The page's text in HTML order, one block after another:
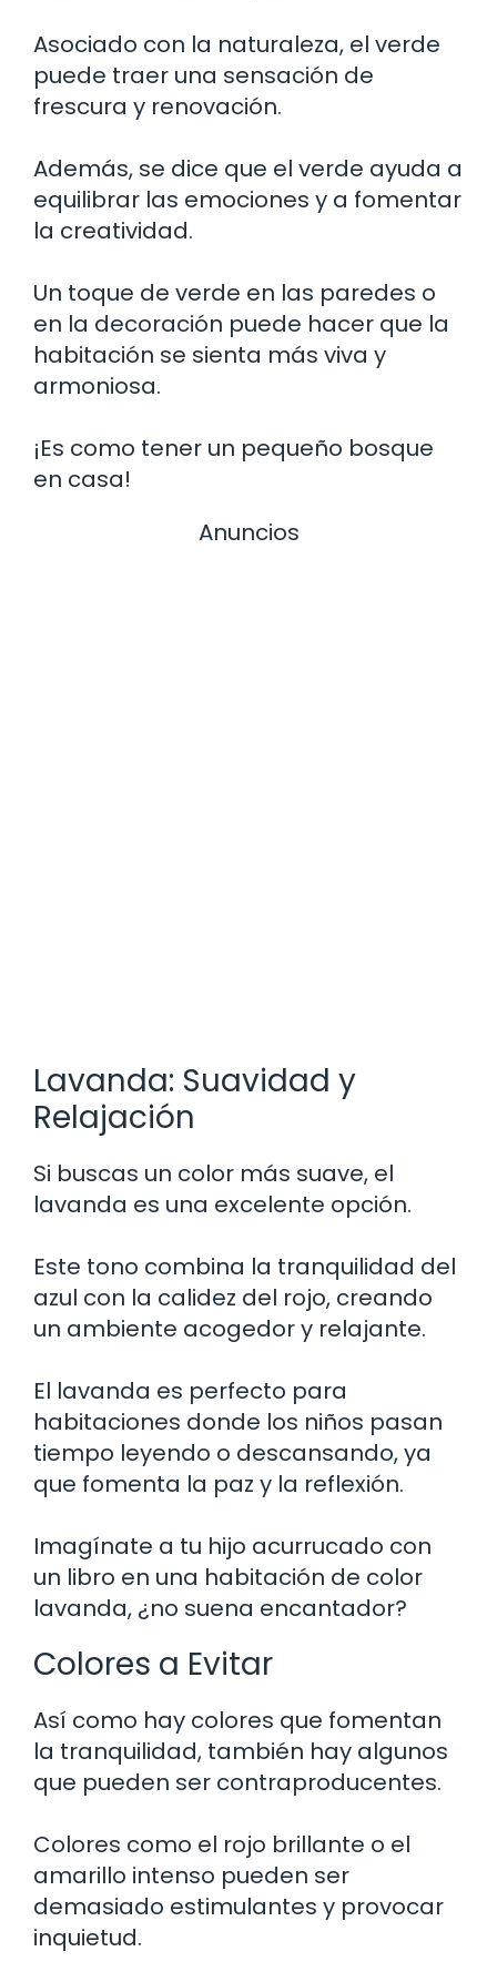
Asociado con la naturaleza, el verde
puede traer una sensación de
frescura y renovación.
Además, se dice que el verde ayuda a
equilibrar las emociones y a fomentar
la creatividad.
Un toque de verde en las paredes o
en la decoración puede hacer que la
habitación se sienta más viva y
armoniosa.
¡Es como tener un pequeño bosque
en casa!
Anuncios
Lavanda: Suavidad y
Relajación
Si buscas un color más suave, el
lavanda es una excelente opción.
Este tono combina la tranquilidad del
azul con la calidez del rojo, creando
un ambiente acogedor y relajante.
El lavanda es perfecto para
habitaciones donde los niños pasan
tiempo leyendo o descansando, ya
que fomenta la paz y la reflexión.
Imagínate a tu hijo acurrucado con
un libro en una habitación de color
lavanda, ¿no suena encantador?
Colores a Evitar
Así como hay colores que fomentan
la tranquilidad, también hay algunos
que pueden ser contraproducentes.
Colores como el rojo brillante o el
amarillo intenso pueden ser
demasiado estimulantes y provocar
inquietud.